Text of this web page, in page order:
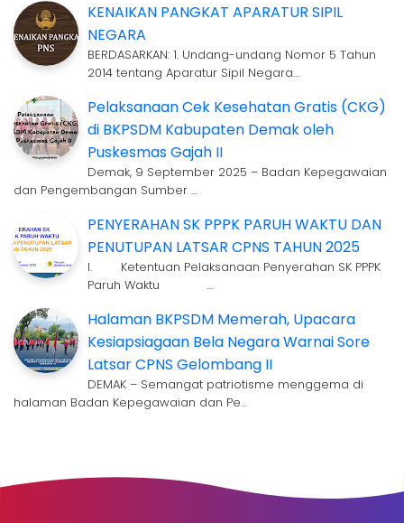
KENAIKAN PANGKAT APARATUR SIPIL
NEGARA
BERDASARKAN: 1. Undang-undang Nomor 5 Tahun
2014 tentang Aparatur Sipil Negara…
Pelaksanaan Cek Kesehatan Gratis (CKG)
di BKPSDM Kabupaten Demak oleh
Puskesmas Gajah II
Demak, 9 September 2025 – Badan Kepegawaian
dan Pengembangan Sumber …
PENYERAHAN SK PPPK PARUH WAKTU DAN
PENUTUPAN LATSAR CPNS TAHUN 2025
I. Ketentuan Pelaksanaan Penyerahan SK PPPK
Paruh Waktu …
Halaman BKPSDM Memerah, Upacara
Kesiapsiagaan Bela Negara Warnai Sore
Latsar CPNS Gelombang II
DEMAK – Semangat patriotisme menggema di
halaman Badan Kepegawaian dan Pe…